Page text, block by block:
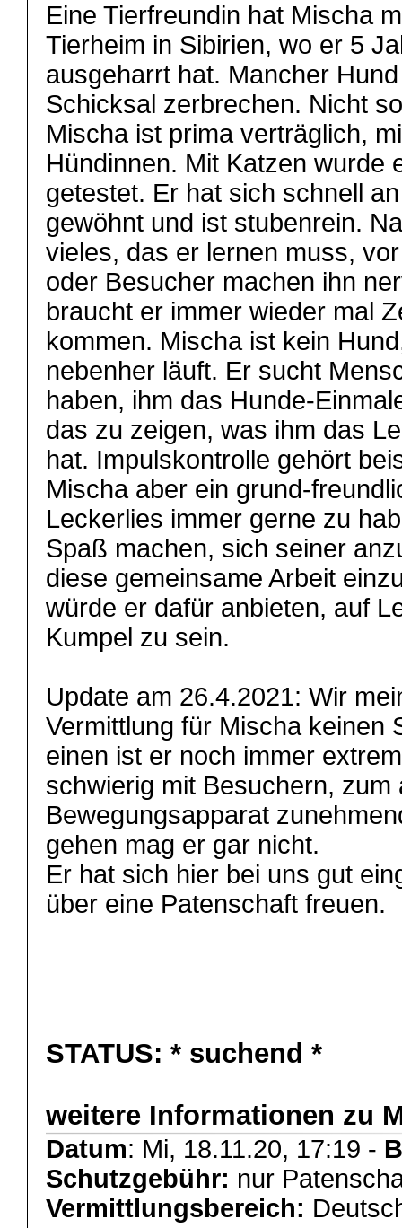
Eine Tierfreundin hat Mischa
Tierheim in Sibirien, wo er 5
ausgeharrt hat. Mancher
Schicksal zerbrechen. Nicht
Mischa ist prima verträglich,
Hündinnen. Mit Katzen wurde
getestet. Er hat sich schnell
gewöhnt und ist stubenrein.
vieles, das er lernen muss,
oder Besucher machen ihn
braucht er immer wieder mal
kommen. Mischa ist kein
nebenher läuft. Er sucht
haben, ihm das Hunde-
das zu zeigen, was ihm das
hat. Impulskontrolle gehört
Mischa aber ein grund-
Leckerlies immer gerne zu
Spaß machen, sich seiner
diese gemeinsame Arbeit
würde er dafür anbieten, auf
Kumpel zu sein.
Update am 26.4.2021: Wir
Vermittlung für Mischa keinen
einen ist er noch immer
schwierig mit Besuchern, zum
Bewegungsapparat
gehen mag er gar nicht.
Er hat sich hier bei uns gut
über eine Patenschaft freuen.
STATUS: * suchend *
weitere Informationen zu
Datum: Mi, 18.11.20, 17:19 -
Schutzgebühr: nur
Vermittlungsbereich: